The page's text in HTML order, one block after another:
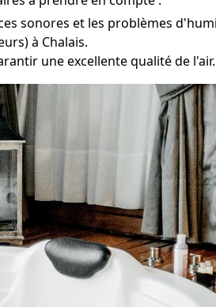
sonores et les problèmes
à Chalais.
une excellente qualité de l'air.